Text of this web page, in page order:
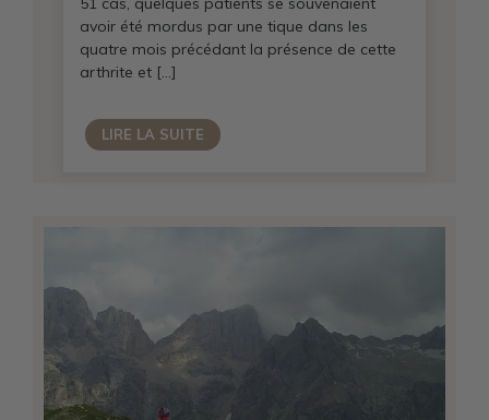
avoir été mordus par une tique dans les
quatre mois précédant la présence de cette
arthrite et […]
LIRE LA SUITE